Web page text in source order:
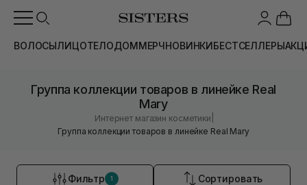
ВОЛОСЫЛИЦОТЕЛОДОММЕРЧНОВИНКИБЕСТСЕЛЛЕРЫ
Группа коллекции товаров в линейке Real
Mary
Интернет магазин косметики
Группа коллекции товаров в линейке Real Mary
Фильтр 1 Сортировать